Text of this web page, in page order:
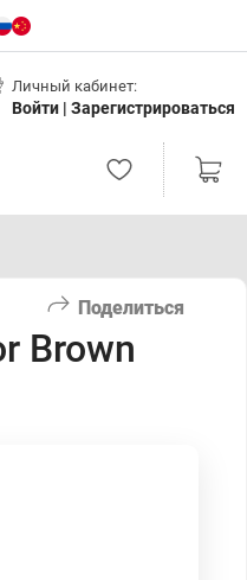
Личный кабинет:
Войти | Зарегистрироваться
Поделиться
Brown